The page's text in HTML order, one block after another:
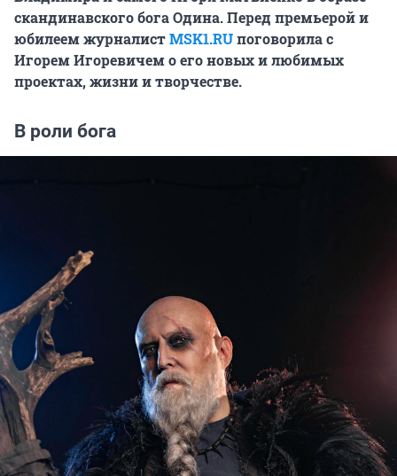
скандинавского бога Одина.Перед премьерой и
юбилеем журналистMSK1.RUпоговорила с
Игорем Игоревичем о его новых и любимых
проектах, жизни и творчестве.
В роли бога